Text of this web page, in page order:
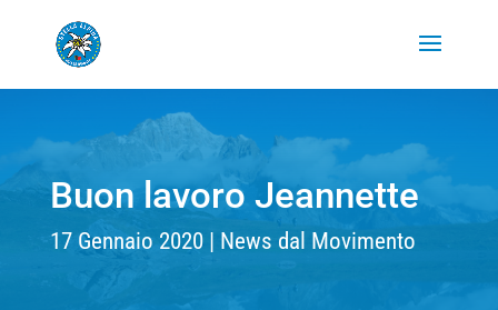
Buon lavoro Jeannette
17 Gennaio 2020 News dal Movimento